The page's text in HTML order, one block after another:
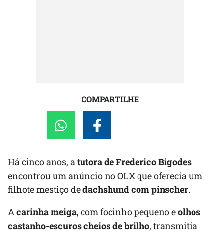
COMPARTILHE
Há cinco anos, atutora de Frederico Bigodes
encontrou um anúncio no OLX que oferecia um
filhote mestiço dedachshund com pinscher.
Acarinha meiga, com focinho pequeno eolhos
castanho-escuros cheios de brilho, transmitia